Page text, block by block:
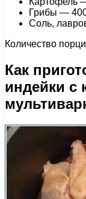
Грибы —
Соль,
Количество
Как
индейки с